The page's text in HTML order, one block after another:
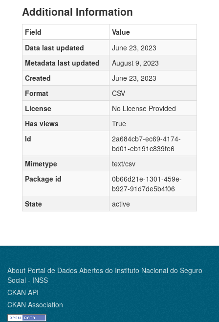
Additional Information
Field
Value
Data last updated
June 23, 2023
Metadata last updated
August 9, 2023
Created
June 23, 2023
Format
CSV
License
No License Provided
Has views
True
Id
2a684cb7-ec69-4174-
bd01-eb191c839fe6
Mimetype
text/csv
Package id
0b66d21e-1301-459e-
b927-91d7de5b4f06
State
active
About Portal de Dados Abertos do Instituto Nacional do Seguro
Social - INSS
CKAN API
CKAN Association